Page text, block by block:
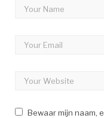
Bewaar mijn naam,